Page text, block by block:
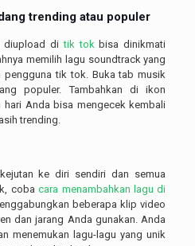
trending atau populer
diupload ditik tok bisa dinikmati
memilih lagu soundtrack yang
tik tok. Buka tab musik
populer. Tambahkan di ikon
Anda bisa mengecek kembali
trending.
ke diri sendiri dan semua
cobacara menambahkan lagu di
beberapa klip video
dan jarang Anda gunakan. Anda
menemukan lagu-lagu yang unik